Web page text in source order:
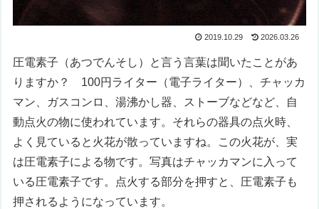
2019.10.29 2026.03.26
圧電素子（あつでんそし）と言う言葉は聞いたことがあ
りますか？ 100円ライター（電子ライター）、チャッカ
マン、ガスコンロ、湯沸かし器、ストーブなどなど、自
動点火の物に使われています。それらの器具の点火時、
よく見ていると火花が散っていますね。この火花が、実
は圧電素子による物です。写真はチャッカマンに入って
いる圧電素子です。点火する部分を押すと、圧電素子も
押されるようになっています。